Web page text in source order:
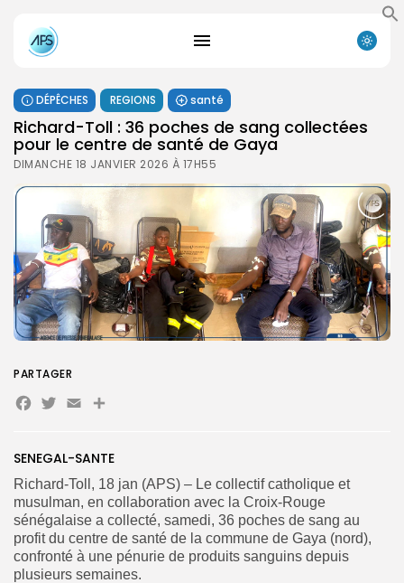
for:
FR
DÉPÊCHES REGIONS santé
Richard-Toll : 36 poches de sang collectées
pour le centre de santé de Gaya
DIMANCHE 18 JANVIER 2026 À 17H55
SENEGAL-SANTE
Richard-Toll, 18 jan (APS) – Le collectif catholique et
musulman, en collaboration avec la Croix-Rouge
sénégalaise a collecté, samedi, 36 poches de sang au
profit du centre de santé de la commune de Gaya (nord),
confronté à une pénurie de produits sanguins depuis
plusieurs semaines.
PARTAGER
Facebook
Twitter
EmailPartager